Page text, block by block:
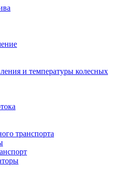
и температуры колесных
транспорта